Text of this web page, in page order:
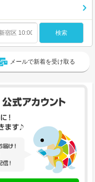
メールで新着を受け取る